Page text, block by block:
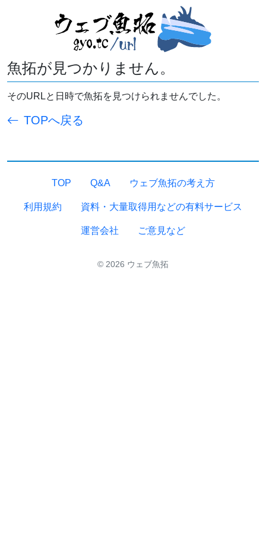
魚拓が見つかりません。
そのURLと日時で魚拓を見つけられませんでした。
TOPへ戻る
TOP Q&A ウェブ魚拓の考え方
利用規約 資料・大量取得用などの有料サービス
運営会社 ご意見など
© 2026 ウェブ魚拓